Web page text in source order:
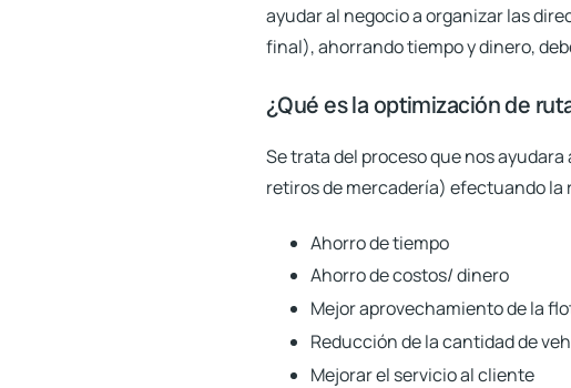
ayudar al negocio a organizar las
final), ahorrando tiempo y dinero,
¿Qué es la optimización de
Se trata del proceso que nos
retiros de mercadería) efectuando
Ahorro de tiempo
Ahorro de costos/ dinero
Mejor aprovechamiento de la
Reducción de la cantidad de
Mejorar el servicio al cliente